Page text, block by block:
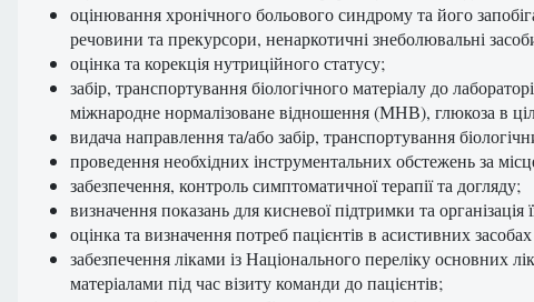
оцінювання хронічного больового синдрому та його
речовини та прекурсори, ненаркотичні знеболювальні
оцінка та корекція нутриційного статусу;
забір, транспортування біологічного матеріалу до
міжнародне нормалізоване відношення (МНВ), глюкоза в
видача направлення та/або забір, транспортування
проведення необхідних інструментальних обстежень за
забезпечення, контроль симптоматичної терапії та догляду;
визначення показань для кисневої підтримки та
оцінка та визначення потреб пацієнтів в асистивних
забезпечення ліками із Національного переліку основних
матеріалами під час візиту команди до пацієнтів;